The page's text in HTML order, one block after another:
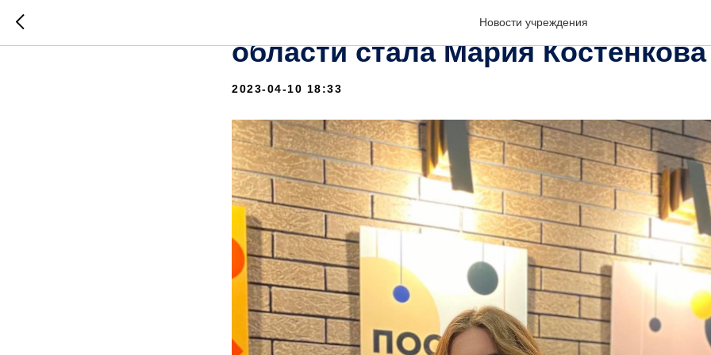
Новости учреждения
Послом гостеприимства
области стала Мария Костенкова
2023-04-10 18:33